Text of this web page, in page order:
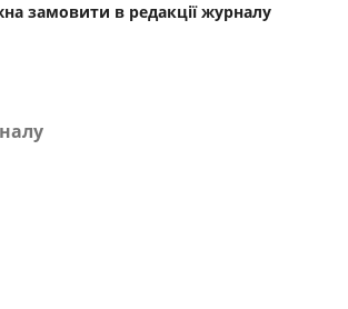
замовити в редакції журналу